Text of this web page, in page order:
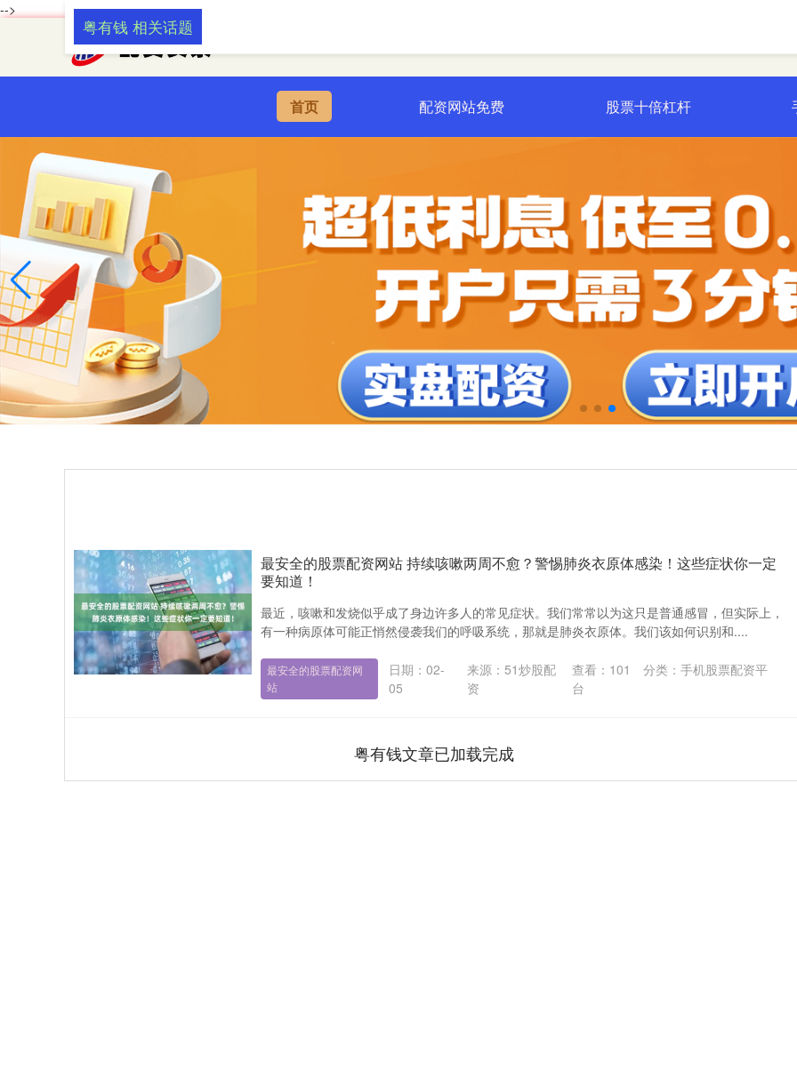
-->
首页 配资网站免费 股票十倍杠杆
粤有钱 相关话题
最安全的股票配资网站 持续咳嗽两周不愈？警惕肺炎衣原体感染！这些症状你一定
要知道！
最近，咳嗽和发烧似乎成了身边许多人的常见症状。我们常常以为这只是普通感冒，但实际上，
有一种病原体可能正悄然侵袭我们的呼吸系统，那就是肺炎衣原体。我们该如何识别和....
最安全的股票配资网
站
日期：02-
05
来源：51炒股配
资
查看： 101 分类： 手机股票配资平
台
粤有钱文章已加载完成